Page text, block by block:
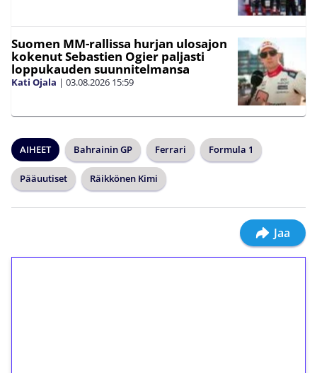
Suomen MM-rallissa hurjan ulosajon
kokenut Sebastien Ogier paljasti
loppukauden suunnitelmansa
Kati Ojala | 03.08.2026 15:59
AIHEET Bahrainin GP Ferrari Formula 1
Pääuutiset Räikkönen Kimi
Jaa